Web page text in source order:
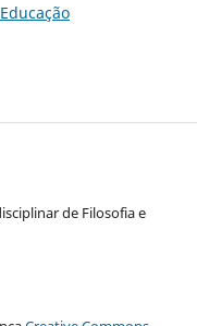
de Filosofia e